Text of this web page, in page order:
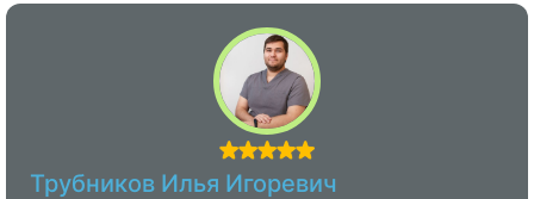
Трубников Илья Игоревич